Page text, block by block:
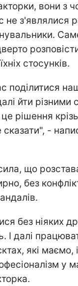
вони з
не з'являлися
стосунків.
поділитися
йти різними
рішення крізь
сказати", -
що
без
без ніяких
І далі
які маємо, і
у